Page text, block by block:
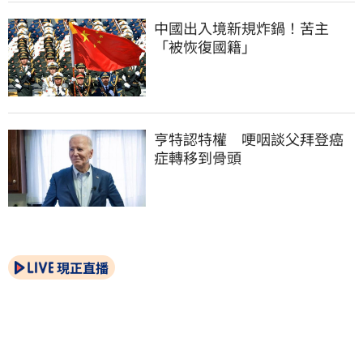
中國出入境新規炸鍋！苦主
「被恢復國籍」
亨特認特權　哽咽談父拜登癌
症轉移到骨頭
現正直播